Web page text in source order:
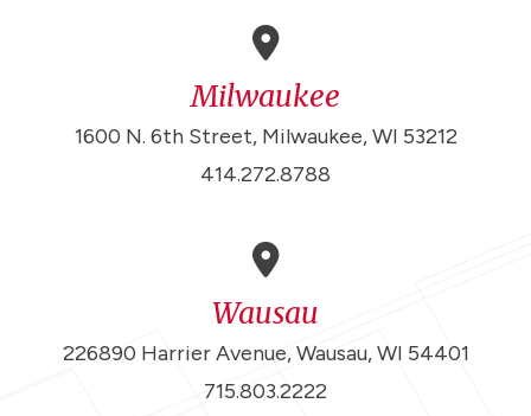
Milwaukee
1600 N. 6th Street, Milwaukee, WI 53212
414.272.8788
Wausau
226890 Harrier Avenue, Wausau, WI 54401
715.803.2222